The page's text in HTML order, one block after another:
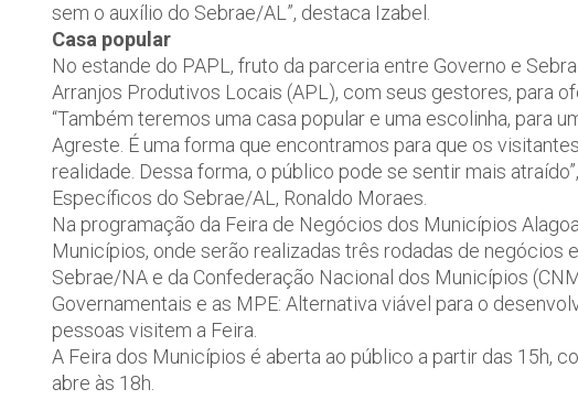
sem o auxílio do Sebrae/AL”, destaca Izabel.
Casa popular
No estande do PAPL, fruto da parceria entre Governo e
Arranjos Produtivos Locais (APL), com seus gestores, para
“Também teremos uma casa popular e uma escolinha, para
Agreste. É uma forma que encontramos para que os
realidade. Dessa forma, o público pode se sentir mais
Específicos do Sebrae/AL, Ronaldo Moraes.
Na programação da Feira de Negócios dos Municípios
Municípios, onde serão realizadas três rodadas de negócios
Sebrae/NA e da Confederação Nacional dos Municípios
Governamentais e as MPE: Alternativa viável para o
pessoas visitem a Feira.
A Feira dos Municípios é aberta ao público a partir das 15h,
abre às 18h.